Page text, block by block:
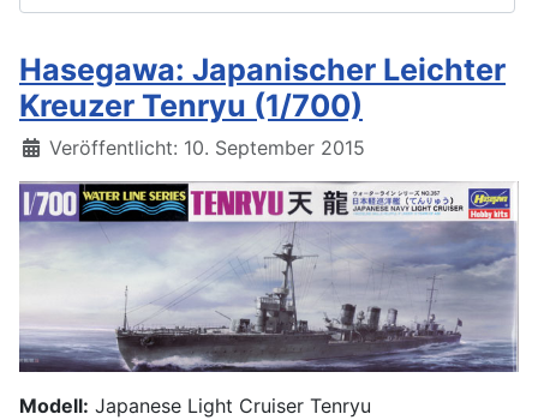
Hasegawa: Japanischer Leichter
Kreuzer Tenryu (1/700)
Details
Veröffentlicht: 10. September 2015
Modell: Japanese Light Cruiser Tenryu